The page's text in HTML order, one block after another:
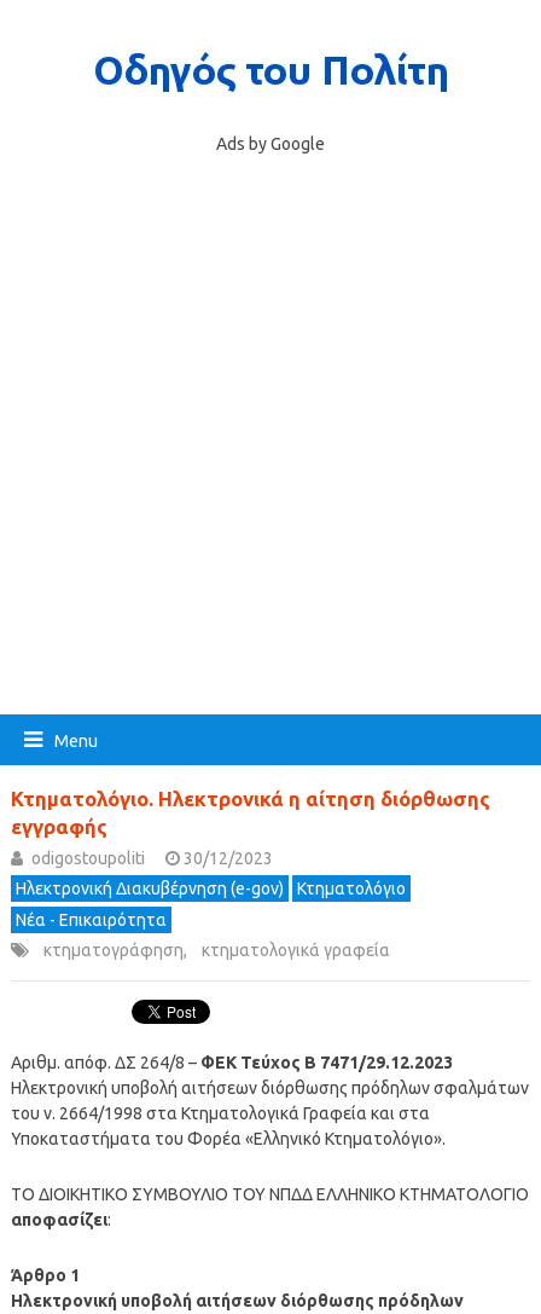
Ads by Google
Menu
Κτηματολόγιο. Ηλεκτρονικά η αίτηση διόρθωσης
εγγραφής
odigostoupoliti
30/12/2023
Ηλεκτρονική Διακυβέρνηση (e-gov)
Κτηματολόγιο
Νέα - Επικαιρότητα
κτηματογράφηση, κτηματολογικά γραφεία
Αριθμ. απόφ. ΔΣ 264/8 – ΦΕΚ Τεύχος Β 7471/29.12.2023
Ηλεκτρονική υποβολή αιτήσεων διόρθωσης πρόδηλων σφαλμάτων
του ν. 2664/1998 στα Κτηματολογικά Γραφεία και στα
Υποκαταστήματα του Φορέα «Ελληνικό Κτηματολόγιο».
ΤΟ ΔΙΟΙΚΗΤΙΚΟ ΣΥΜΒΟΥΛΙΟ ΤΟΥ ΝΠΔΔ ΕΛΛΗΝΙΚΟ ΚΤΗΜΑΤΟΛΟΓΙΟ
αποφασίζει:
Άρθρο 1
Ηλεκτρονική υποβολή αιτήσεων διόρθωσης πρόδηλων